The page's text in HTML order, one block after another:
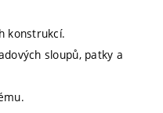
konstrukcí.
sloupů, patky a